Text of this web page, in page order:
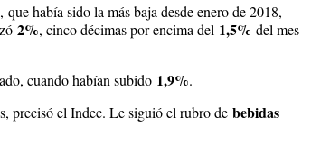
que había sido la más baja desde enero de 2018,
2%, cinco décimas por encima del 1,5% del mes
cuando habían subido 1,9%.
precisó el Indec. Le siguió el rubro de bebidas